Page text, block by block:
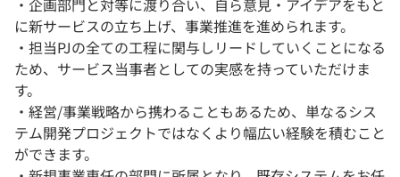
・企画部門と対等に渡り合い、自ら意見・アイデアをもと
に新サービスの立ち上げ、事業推進を進められます。
・担当PJの全ての工程に関与しリードしていくことになる
ため、サービス当事者としての実感を持っていただけま
す。
・経営/事業戦略から携わることもあるため、単なるシス
テム開発プロジェクトではなくより幅広い経験を積むこと
ができます。